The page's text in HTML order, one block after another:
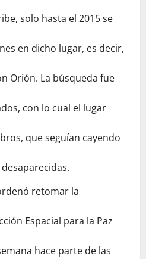
solo hasta el 2015 se
en dicho lugar, es decir,
Orión. La búsqueda fue
con lo cual el lugar
que seguían cayendo
retomar la
Espacial para la Paz
hace parte de las